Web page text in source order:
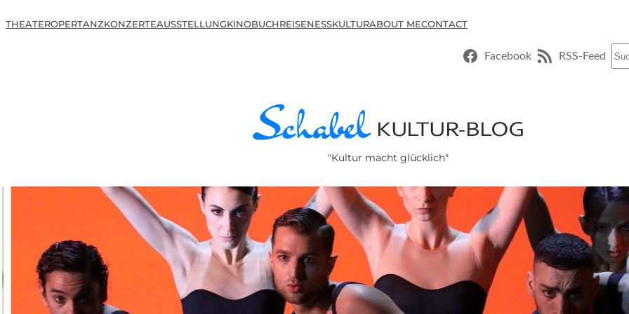
THEATEROPERTANZKONZERTEAUSSTELLUNGKINOBUCHREISENESSKULTURABOUT MECONTACT
Facebook RSS-Feed
"Kultur macht glücklich"